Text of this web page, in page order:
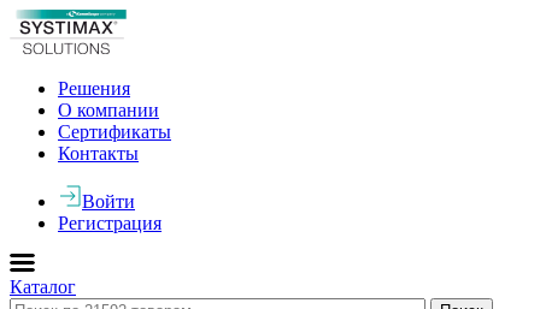
Решения
О компании
Сертификаты
Контакты
Войти
Регистрация
Каталог